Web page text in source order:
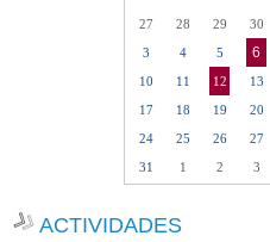
27 28 29 30
3
4 5 6
10
11 12 13
17
18 19 20
24
25 26 27
31
1 2 3
ACTIVIDADES